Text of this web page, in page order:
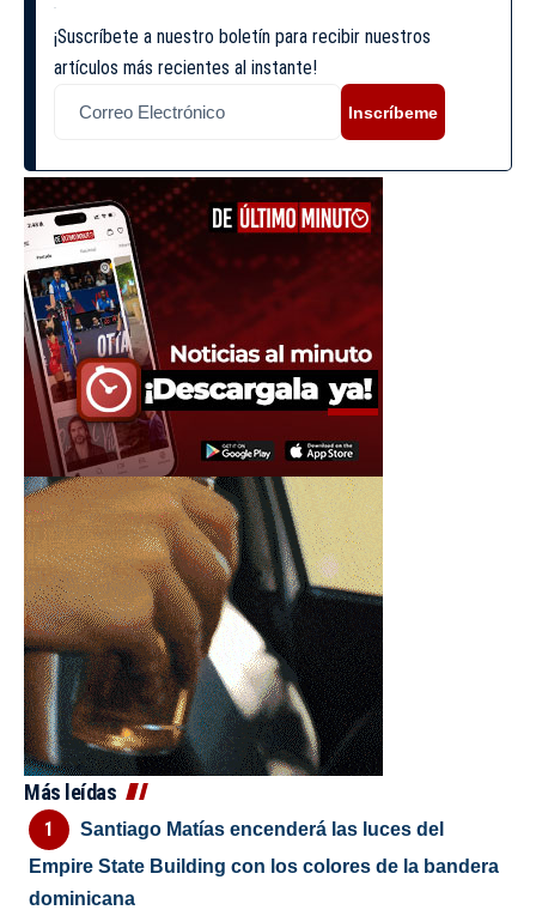
¡Suscríbete a nuestro boletín para recibir nuestros
artículos más recientes al instante!
Inscríbeme
Más leídas
Santiago Matías encenderá las luces del
Empire State Building con los colores de la bandera
dominicana